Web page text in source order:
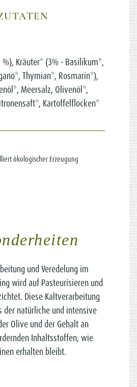
Kräuter* (3% - Basilikum*,
Thymian*, Rosmarin*),
Meersalz, Olivenöl*,
Kartoffelflocken*
ökologischer Erzeugung
und Veredelung im
wird auf Pasteurisieren und
Diese Kaltverarbeitung
der natürliche und intensive
Olive und der Gehalt an
Inhaltsstoffen, wie
erhalten bleibt.